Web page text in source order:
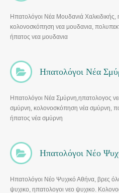
Ηπατολόγοι Νέα Μουδανιά Χαλκιδικής,
κολονοσκόπηση νεα μουδανια,
ήπατος νεα μουδανια
Ηπατολόγοι Νέα
Ηπατολόγοι Νέα Σμύρνη,ηπατολογος
σμύρνη, κολονοσκόπηση νέα σμύρνη,
ήπατος νέα σμύρνη
Ηπατολόγοι Νέο
Ηπατολόγοι Νέο Ψυχικό Αθήνα, βρες
ψυχικο, ηπατολογοι νεο ψυχικο.